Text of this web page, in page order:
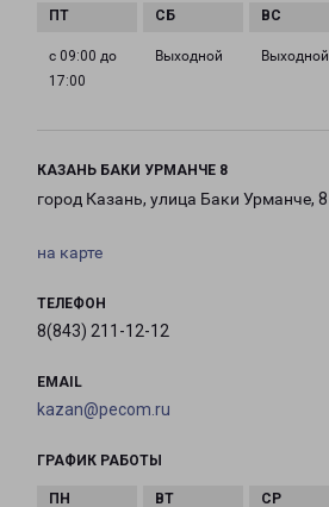
с 09:00 до
17:00
Выходной Выходной
КАЗАНЬ БАКИ УРМАНЧЕ 8
город Казань, улица Баки Урманче, 8
на карте
ТЕЛЕФОН
8(843) 211-12-12
EMAIL
kazan@pecom.ru
ГРАФИК РАБОТЫ